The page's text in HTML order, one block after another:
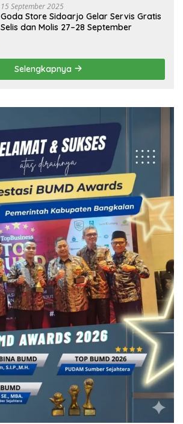
15 September 2025
Goda Store Sidoarjo Gelar Servis Gratis
Selis dan Molis 27–28 September
Selengkapnya